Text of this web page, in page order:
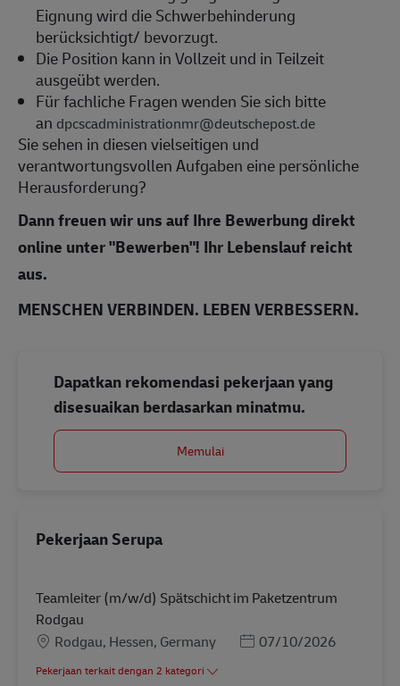
Eignung wird die Schwerbehinderung
berücksichtigt/ bevorzugt.
Die Position kann in Vollzeit und in Teilzeit
ausgeübt werden.
Für fachliche Fragen wenden Sie sich bitte
an dpcscadministrationmr@deutschepost.de
Sie sehen in diesen vielseitigen und
verantwortungsvollen Aufgaben eine persönliche
Herausforderung?
Dann freuen wir uns auf Ihre Bewerbung direkt
online unter "Bewerben"! Ihr Lebenslauf reicht
aus.
MENSCHEN VERBINDEN. LEBEN VERBESSERN.
Dapatkan rekomendasi pekerjaan yang
disesuaikan berdasarkan minatmu.
Memulai
Pekerjaan Serupa
Teamleiter (m/w/d) Spätschicht im Paketzentrum
Rodgau
LokasiRodgau, Hessen, Germany Posted Date
07/10/2026
Pekerjaan terkait dengan 2 kategori